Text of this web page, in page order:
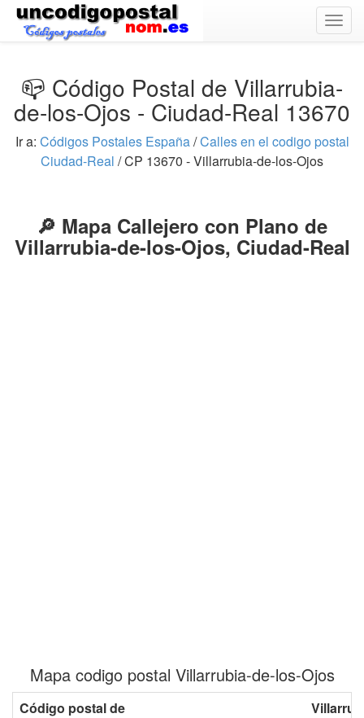
📪 Código Postal de Villarrubia-
de-los-Ojos - Ciudad-Real 13670
Ir a: Códigos Postales España/Calles en el codigo postal
Ciudad-Real / CP 13670 - Villarrubia-de-los-Ojos
🔎 Mapa Callejero con Plano de
Villarrubia-de-los-Ojos, Ciudad-Real
Mapa codigo postal Villarrubia-de-los-Ojos
Código postal de